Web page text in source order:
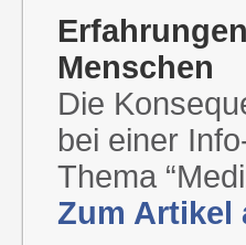
Menschen
Die
bei einer
Thema
Zum Artikel